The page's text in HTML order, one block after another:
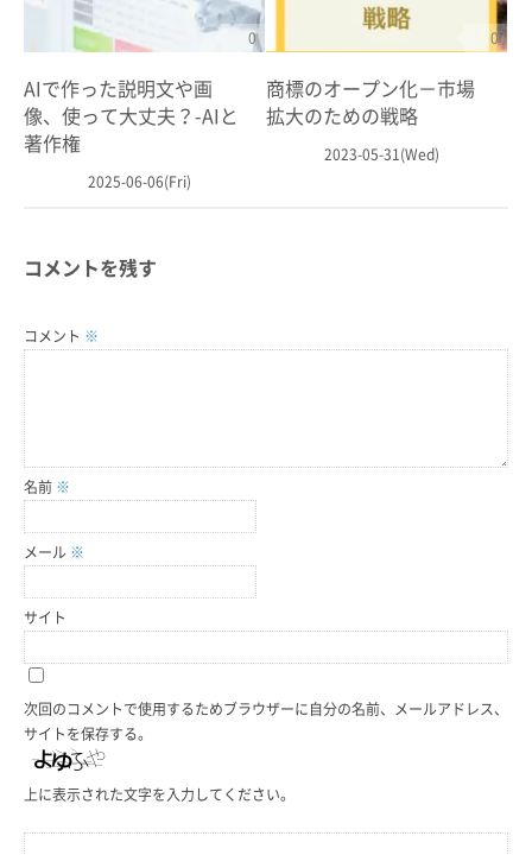
0
AIで作った説明文や画
像、使って大丈夫？-AIと
著作権
2025-06-06(Fri)
0
商標のオープン化－市場
拡大のための戦略
2023-05-31(Wed)
コメントを残す
コメント ※
名前 ※
メール ※
サイト
次回のコメントで使用するためブラウザーに自分の名前、メールアドレス、
サイトを保存する。
上に表示された文字を入力してください。